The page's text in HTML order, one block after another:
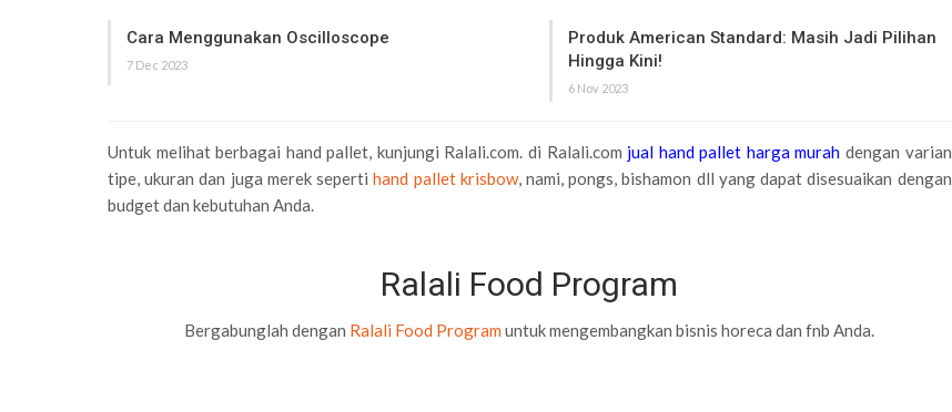
Cara Menggunakan Oscilloscope
7 Dec 2023
Produk American Standard: Masih Jadi Pilihan
Hingga Kini!
6 Nov 2023
Untuk melihat berbagai hand pallet, kunjungi Ralali.com. di Ralali.com jual hand pallet harga murah dengan varian
tipe, ukuran dan juga merek seperti hand pallet krisbow, nami, pongs, bishamon dll yang dapat disesuaikan dengan
budget dan kebutuhan Anda.
Ralali Food Program
Bergabunglah dengan Ralali Food Program untuk mengembangkan bisnis horeca dan fnb Anda.